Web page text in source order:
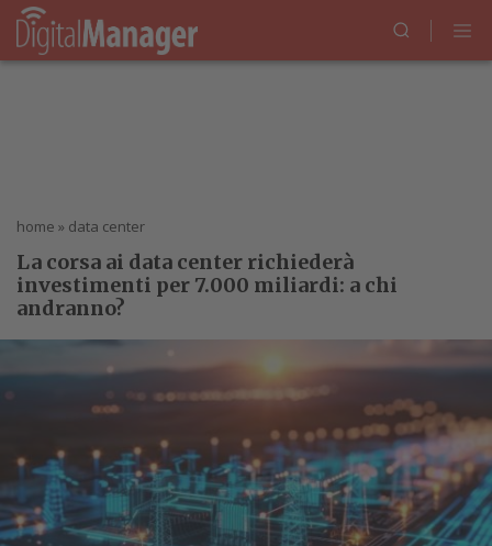
home » data center
La corsa ai data center richiederà
investimenti per 7.000 miliardi: a chi
andranno?